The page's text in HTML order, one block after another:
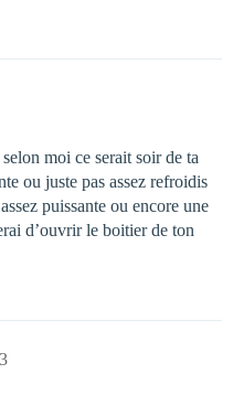
moi ce serait soir de ta
ou juste pas assez refroidis
puissante ou encore une
d’ouvrir le boitier de ton